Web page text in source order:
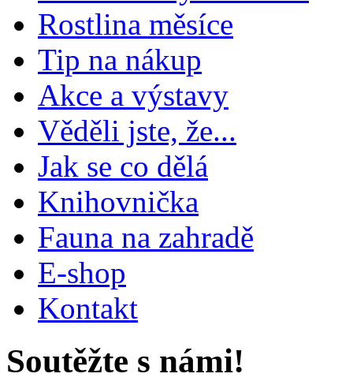
Rostlina měsíce
Tip na nákup
Akce a výstavy
Věděli jste, že...
Jak se co dělá
Knihovnička
Fauna na zahradě
E-shop
Kontakt
Soutěžte s námi!